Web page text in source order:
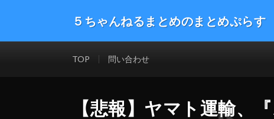
５ちゃんねるまとめのまとめぷらす
した。ネタ・速報 エンタメ 生活 趣味 漫画アニメ ゲーム サ
TOP 問い合わせ
【悲報】ヤマト運輸、